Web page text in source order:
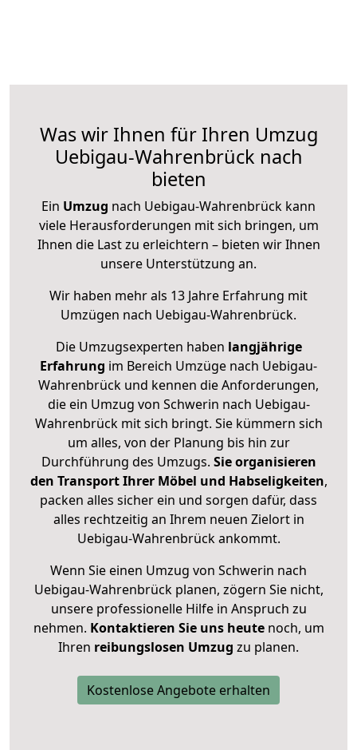
Was wir Ihnen für Ihren Umzug
Uebigau-Wahrenbrück nach
bieten
Ein Umzug nach Uebigau-Wahrenbrück kann
viele Herausforderungen mit sich bringen, um
Ihnen die Last zu erleichtern – bieten wir Ihnen
unsere Unterstützung an.
Wir haben mehr als 13 Jahre Erfahrung mit
Umzügen nach Uebigau-Wahrenbrück.
Die Umzugsexperten haben langjährige
Erfahrung im Bereich Umzüge nach Uebigau-
Wahrenbrück und kennen die Anforderungen,
die ein Umzug von Schwerin nach Uebigau-
Wahrenbrück mit sich bringt. Sie kümmern sich
um alles, von der Planung bis hin zur
Durchführung des Umzugs. Sie organisieren
den Transport Ihrer Möbel und Habseligkeiten,
packen alles sicher ein und sorgen dafür, dass
alles rechtzeitig an Ihrem neuen Zielort in
Uebigau-Wahrenbrück ankommt.
Wenn Sie einen Umzug von Schwerin nach
Uebigau-Wahrenbrück planen, zögern Sie nicht,
unsere professionelle Hilfe in Anspruch zu
nehmen. Kontaktieren Sie uns heutenoch, um
Ihren reibungslosen Umzug zu planen.
Kostenlose Angebote erhalten